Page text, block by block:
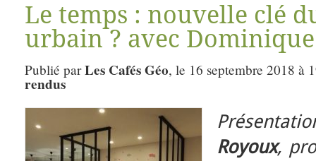
Le temps : nouvelle clé
urbain ? avec
Publié parLes Cafés Géo, le 16 septembre 2018 à
rendus
Royoux,